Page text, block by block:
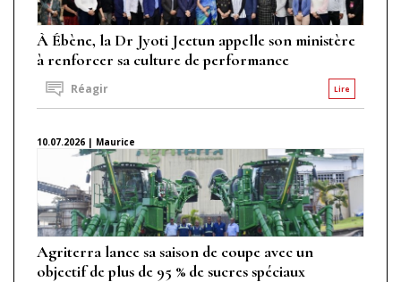
À Ébène, la Dr Jyoti Jeetun appelle son ministère
à renforcer sa culture de performance
Lire
Réagir
10.07.2026 | Maurice
Agriterra lance sa saison de coupe avec un
objectif de plus de 95 % de sucres spéciaux